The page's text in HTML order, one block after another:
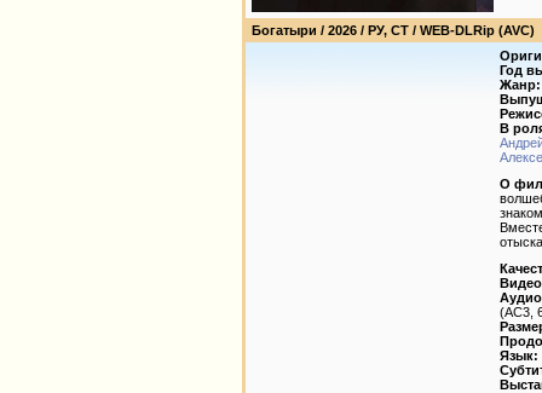
Богатыри / 2026 / РУ, СТ / WEB-DLRip (AVC)
Год
Жанр:
В
О
(AC3,
Язык: